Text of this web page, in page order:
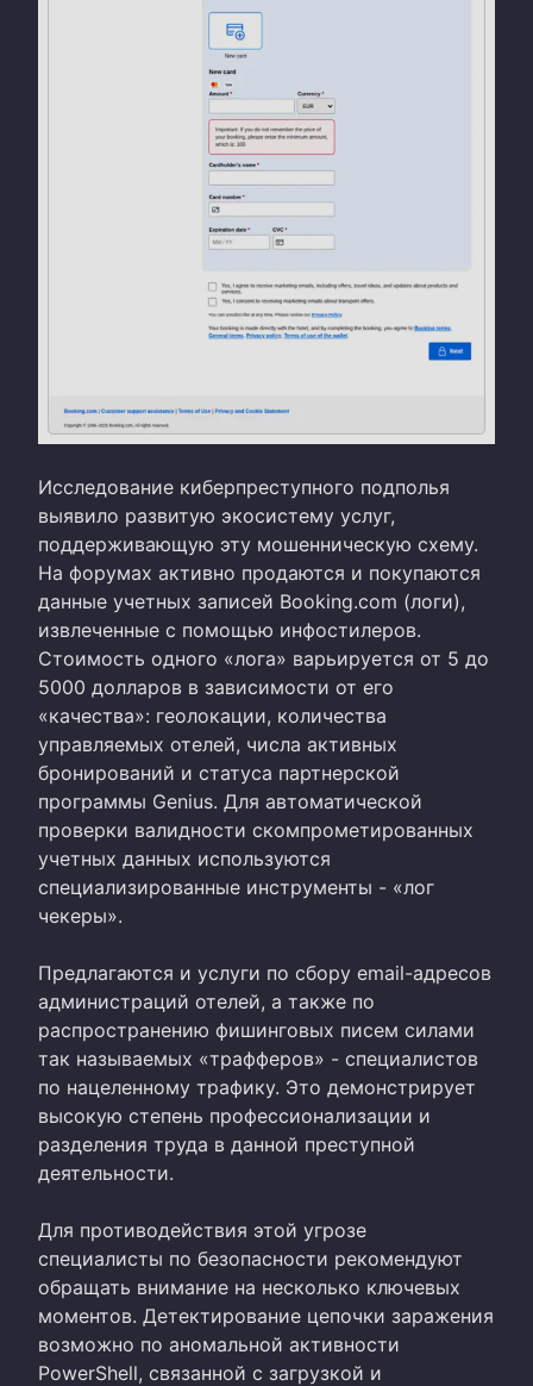
Исследование киберпреступного подполья
выявило развитую экосистему услуг,
поддерживающую эту мошенническую схему.
На форумах активно продаются и покупаются
данные учетных записей Booking.com (логи),
извлеченные с помощью инфостилеров.
Стоимость одного «лога» варьируется от 5 до
5000 долларов в зависимости от его
«качества»: геолокации, количества
управляемых отелей, числа активных
бронирований и статуса партнерской
программы Genius. Для автоматической
проверки валидности скомпрометированных
учетных данных используются
специализированные инструменты - «лог
чекеры».
Предлагаются и услуги по сбору email-адресов
администраций отелей, а также по
распространению фишинговых писем силами
так называемых «трафферов» - специалистов
по нацеленному трафику. Это демонстрирует
высокую степень профессионализации и
разделения труда в данной преступной
деятельности.
Для противодействия этой угрозе
специалисты по безопасности рекомендуют
обращать внимание на несколько ключевых
моментов. Детектирование цепочки заражения
возможно по аномальной активности
PowerShell, связанной с загрузкой и